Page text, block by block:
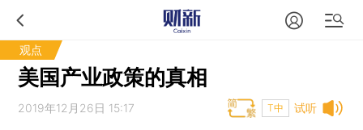
观点
美国产业政策的真相
试听
2019年12月26日 15:17 T中